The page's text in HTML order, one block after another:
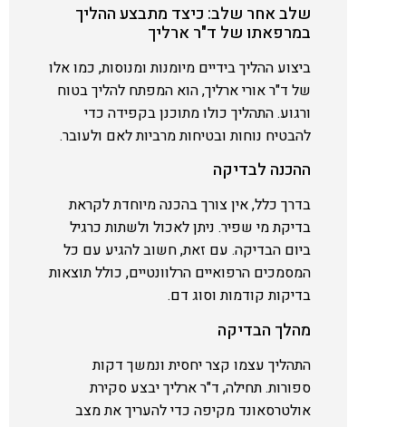
שלב אחר שלב: כיצד מתבצע ההליך
במרפאתו של ד"ר ארליך
ביצוע ההליך בידיים מיומנות ומנוסות, כמו אלו
של ד"ר אורי ארליך, הוא המפתח להליך בטוח
ורגוע. התהליך כולו מתוכנן בקפידה כדי
להבטיח נוחות ובטיחות מרביות לאם ולעובר.
ההכנה לבדיקה
בדרך כלל, אין צורך בהכנה מיוחדת לקראת
בדיקת מי שפיר. ניתן לאכול ולשתות כרגיל
ביום הבדיקה. עם זאת, חשוב להגיע עם כל
המסמכים הרפואיים הרלוונטיים, כולל תוצאות
בדיקות קודמות וסוג דם.
מהלך הבדיקה
התהליך עצמו קצר יחסית ונמשך דקות
ספורות. תחילה, ד"ר ארליך יבצע סקירת
אולטרסאונד מקיפה כדי להעריך את מצב